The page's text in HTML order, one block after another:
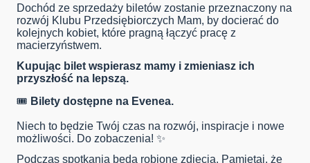
Dochód ze sprzedaży biletów zostanie przeznaczony na
rozwój Klubu Przedsiębiorczych Mam, by docierać do
kolejnych kobiet, które pragną łączyć pracę z
macierzyństwem.
Kupując bilet wspierasz mamy i zmieniasz ich
przyszłość na lepszą.
🎟 Bilety dostępne na Evenea.
Niech to będzie Twój czas na rozwój, inspiracje i nowe
możliwości. Do zobaczenia! ✨
Podczas spotkania będą robione zdjęcia. Pamiętaj, że